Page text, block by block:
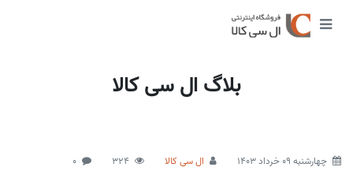
بلاگ ال سی کالا
چهارشنبه 09 خرداد 1403 ال سی کالا 324
0